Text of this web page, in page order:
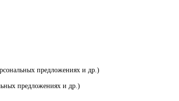
предложениях и др.)
предложениях и др.)